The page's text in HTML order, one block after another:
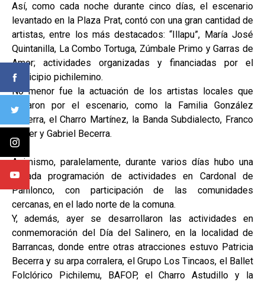
Así, como cada noche durante cinco días, el escenario
levantado en la Plaza Prat, contó con una gran cantidad de
artistas, entre los más destacados: “Illapu”, María José
Quintanilla, La Combo Tortuga, Zúmbale Primo y Garras de
Amor; actividades organizadas y financiadas por el
municipio pichilemino.
No menor fue la actuación de los artistas locales que
pasaron por el escenario, como la Familia González
Becerra, el Charro Martínez, la Banda Subdialecto, Franco
Javier y Gabriel Becerra.
Asimismo, paralelamente, durante varios días hubo una
variada programación de actividades en Cardonal de
Panilonco, con participación de las comunidades
cercanas, en el lado norte de la comuna.
Y, además, ayer se desarrollaron las actividades en
conmemoración del Día del Salinero, en la localidad de
Barrancas, donde entre otras atracciones estuvo Patricia
Becerra y su arpa corralera, el Grupo Los Tincaos, el Ballet
Folclórico Pichilemu, BAFOP, el Charro Astudillo y la